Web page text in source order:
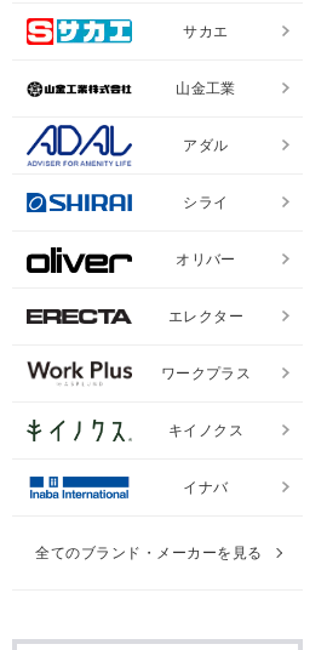
サカエ
山金工業
アダル
シライ
オリバー
エレクター
ワークプラス
キイノクス
イナバ
全てのブランド・メーカーを見る